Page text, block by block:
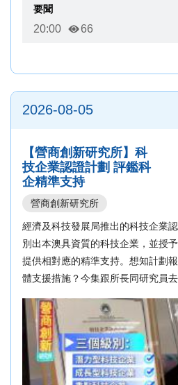
要聞
20:00 66
2026-08-05
【營商創新研究所】科
技企業認證計劃 評鑑科
企精準支持
營商創新研究所
經濟及科技發展局推出的科技企業
別出本澳具資質的科技企業，並授
提供相對應的精準支持。想知計劃
體支援措施？今集跟所長同研究員